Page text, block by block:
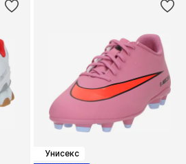
Унисекс